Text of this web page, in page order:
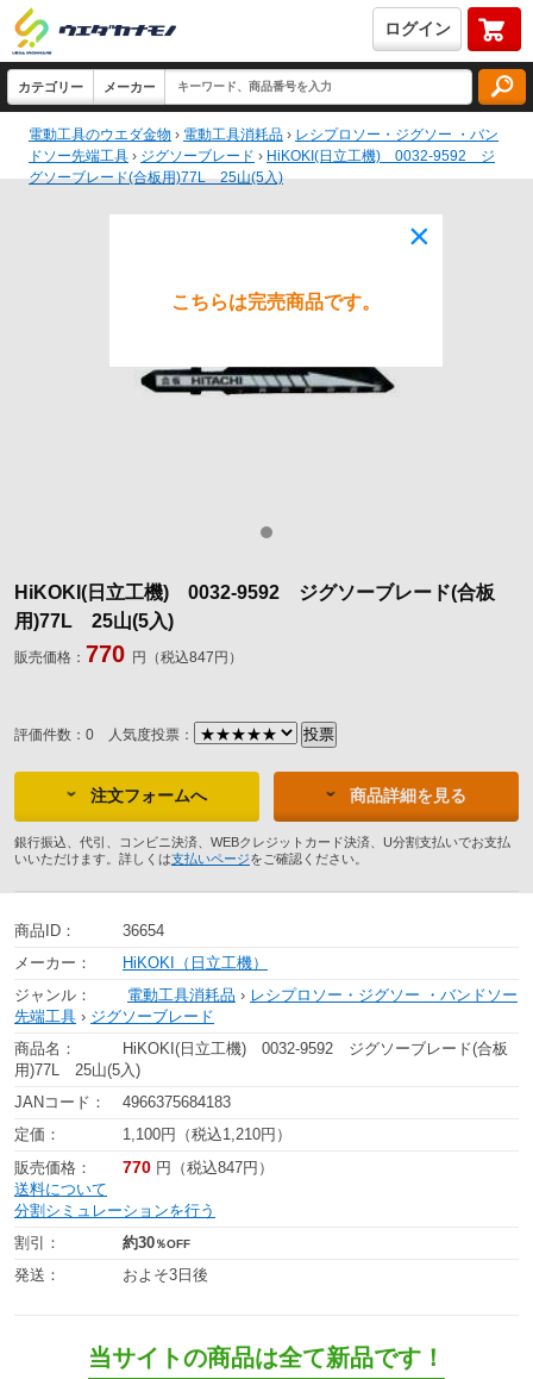
ログイン
電動工具のウエダ金物 › 電動工具消耗品 › レシプロソー・ジグソー ・バン
ドソー先端工具 › ジグソーブレード › HiKOKI(日立工機) 0032-9592 ジ
グソーブレード(合板用)77L 25山(5入)
HiKOKI(日立工機) 0032-9592 ジグソーブレード(合板
用)77L 25山(5入)
販売価格： 770 円（税込847円）
評価件数：0 人気度投票：
注文フォームへ 商品詳細を見る
銀行振込、代引、コンビニ決済、WEBクレジットカード決済、U分割支払いでお支払
いいただけます。詳しくは支払いページをご確認ください。
商品ID：
36654
メーカー：
HiKOKI（日立工機）
ジャンル：
電動工具消耗品 › レシプロソー・ジグソー ・バンドソー
先端工具 › ジグソーブレード
商品名：
HiKOKI(日立工機) 0032-9592 ジグソーブレード(合板
用)77L 25山(5入)
JANコード：
4966375684183
定価：
1,100円（税込1,210円）
販売価格：
770 円（税込847円）
送料について
分割シミュレーションを行う
割引：
約30％OFF
発送： およそ3日後
当サイトの商品は全て新品です！
×
こちらは完売商品です。